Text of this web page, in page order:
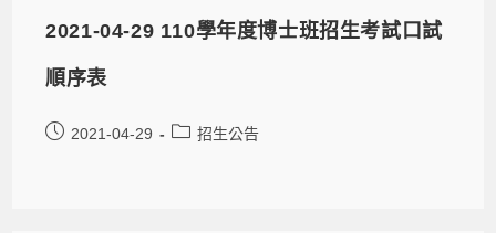
2021-04-29 110學年度博士班招生考試口試
順序表
2021-04-29 招生公告